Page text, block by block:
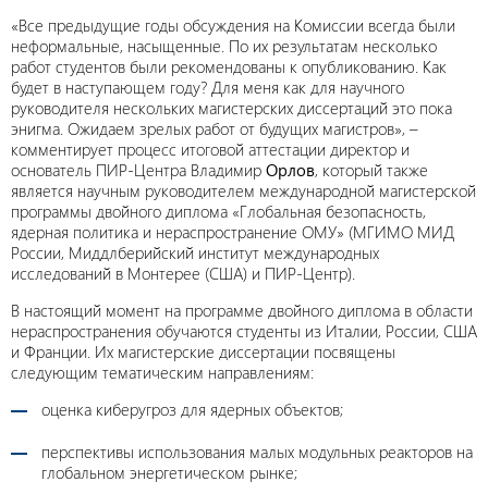
«Все предыдущие годы обсуждения на Комиссии всегда были
неформальные, насыщенные. По их результатам несколько
работ студентов были рекомендованы к опубликованию. Как
будет в наступающем году? Для меня как для научного
руководителя нескольких магистерских диссертаций это пока
энигма. Ожидаем зрелых работ от будущих магистров», –
комментирует процесс итоговой аттестации директор и
основатель ПИР-Центра Владимир Орлов, который также
является научным руководителем международной магистерской
программы двойного диплома «Глобальная безопасность,
ядерная политика и нераспространение ОМУ» (МГИМО МИД
России, Миддлберийский институт международных
исследований в Монтерее (США) и ПИР-Центр).
В настоящий момент на программе двойного диплома в области
нераспространения обучаются студенты из Италии, России, США
и Франции. Их магистерские диссертации посвящены
следующим тематическим направлениям:
оценка киберугроз для ядерных объектов;
перспективы использования малых модульных реакторов на
глобальном энергетическом рынке;